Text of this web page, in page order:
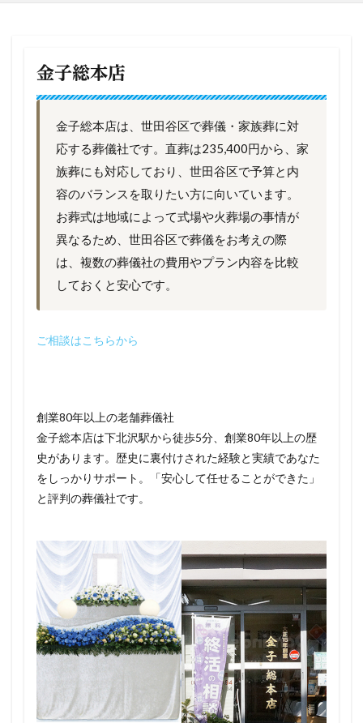
金子総本店
金子総本店は、世田谷区で葬儀・家族葬に対
応する葬儀社です。直葬は235,400円から、家
族葬にも対応しており、世田谷区で予算と内
容のバランスを取りたい方に向いています。
お葬式は地域によって式場や火葬場の事情が
異なるため、世田谷区で葬儀をお考えの際
は、複数の葬儀社の費用やプラン内容を比較
しておくと安心です。
ご相談はこちらから
創業80年以上の老舗葬儀社
金子総本店は下北沢駅から徒歩5分、創業80年以上の歴
史があります。歴史に裏付けされた経験と実績であなた
をしっかりサポート。「安心して任せることができた」
と評判の葬儀社です。